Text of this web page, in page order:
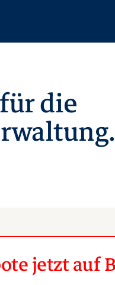
die
jetzt auf